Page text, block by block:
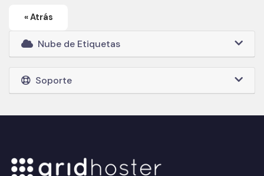
« Atrás
Nube de Etiquetas
Soporte